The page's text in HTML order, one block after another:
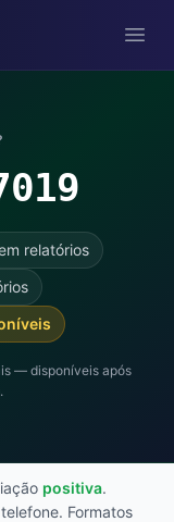
relatórios
— disponíveis após
positiva.
Formatos